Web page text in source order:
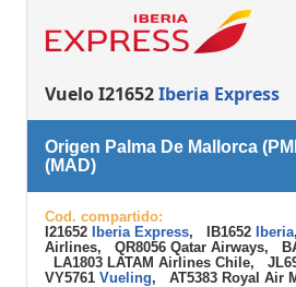
Vuelo I21652Iberia Express
Origen Palma De Mallorca
(MAD)
Cod. compartido:
I21652 Iberia Express, IB1652 Iberia
Airlines, QR8056 Qatar Airways,
LA1803 LATAM Airlines Chile,
VY5761 Vueling, AT5383 Royal Air